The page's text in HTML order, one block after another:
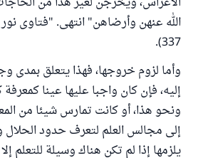
337).
وأما لزوم خروجها، فهذا يتعلق بمدى
إليه، فإن كان واجبا عليها عينا
ونحو هذا، أو كانت تمارس شيئا من
إلى مجالس العلم لتعرف حدود الحلال
يلزمها إذا لم تكن هناك وسيلة للتعلم